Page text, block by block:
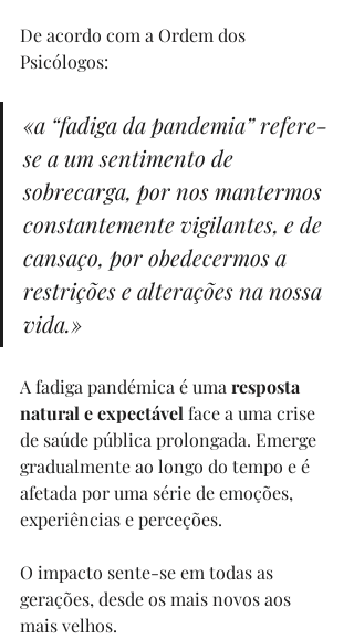
De acordo com a Ordem dos
Psicólogos:
«a “fadiga da pandemia” refere-
se a um sentimento de
sobrecarga, por nos mantermos
constantemente vigilantes, e de
cansaço, por obedecermos a
restrições e alterações na nossa
vida.»
A fadiga pandémica é uma resposta
natural e expectável face a uma crise
de saúde pública prolongada. Emerge
gradualmente ao longo do tempo e é
afetada por uma série de emoções,
experiências e perceções.
O impacto sente-se em todas as
gerações, desde os mais novos aos
mais velhos.